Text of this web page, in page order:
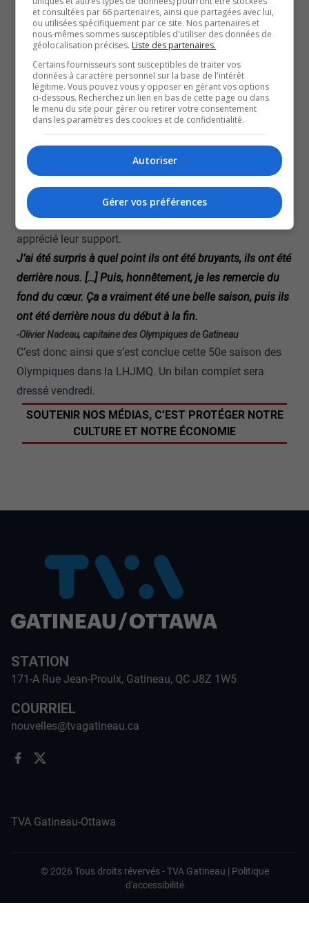
travaillé extrêmement fort pour bâtir cette équipe-là.
-Patrick Roy, entraîneur-chef et directeur général des Remparts de
Québec
Malgré la défaite, l’entraîneur-chef des Olympiques se dit
très fier du travail accompli par ses joueurs. La défaite
est cependant très difficile à accepter pour les joueurs.
Tristan Luneau était notamment très émotif lorsqu’il
s’est adressé aux médias après la rencontre.
Avant de quitter la patinoire, les joueurs des Olympiques
les gradins. Le capitaine, Olivier Nadeau, qui en était a
une première saison avec Gatineau, a grandement
apprécié leur support.
J’ai été surpris à quel point ils ont été bruyants, ils ont été
derrière nous. […] Puis, honnêtement, je les remercie du
fond du cœur. Ça a vraiment été une belle saison, puis ils
ont été derrière nous du début à la fin.
-Olivier Nadeau, capitaine des Olympiques de Gatineau
C’est donc ainsi que s’est conclue cette 50e saison des
Olympiques dans la LHJMQ. Un bilan complet sera
dressé vendredi.
SOUTENIR NOS MÉDIAS, C’EST PROTÉGER NOTRE
CULTURE ET NOTRE ÉCONOMIE
STATION
171-A Rue Jean-Proulx, Gatineau, QC J8Z 1W5
COURRIEL
nouvelles@tvagatineau.ca
TVA Gatineau-Ottawa
© 2026 Tous droits révervés -TVA Gatineau | Politique
d'accessibilité
et consultées par 66 partenaires, ainsi que partagées avec lui,
ou utilisées spécifiquement par ce site. Nos partenaires et
nous-mêmes sommes susceptibles d'utiliser des données de
géolocalisation précises. Liste des partenaires.
Certains fournisseurs sont susceptibles de traiter vos
données à caractère personnel sur la base de l'intérêt
légitime. Vous pouvez vous y opposer en gérant vos options
ci-dessous. Recherchez un lien en bas de cette page ou dans
le menu du site pour gérer ou retirer votre consentement
dans les paramètres des cookies et de confidentialité.
Autoriser
Gérer vos préférences